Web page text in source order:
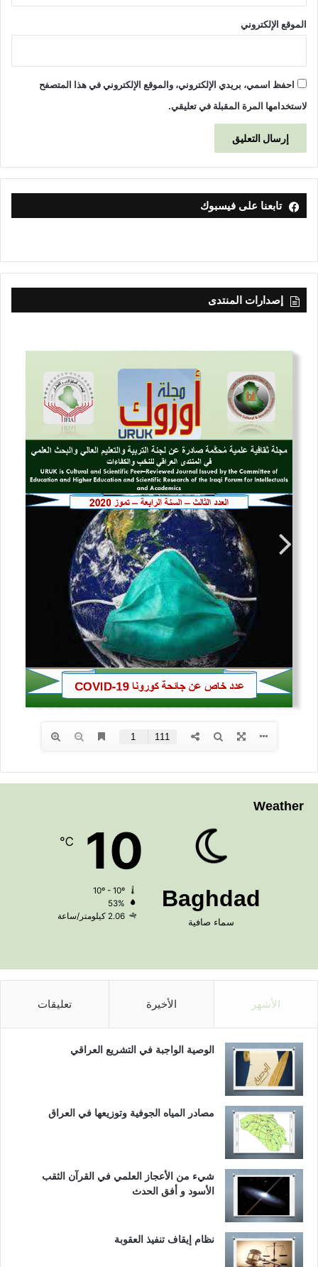
الموقع الإلكتروني
احفظ اسمي، بريدي الإلكتروني، والموقع الإلكتروني في هذا المتصفح
لاستخدامها المرة المقبلة في تعليقي.
تابعنا على فيسبوك
إصدارات المنتدى
Weather
Baghdad
سماء صافية
10
℃
53%
2.06 كيلومتر/ساعة
الأشهر الأخيرة تعليقات
الوصية الواجبة في التشريع العراقي
مصادر المياه الجوفية وتوزيعها في العراق
شيء من الأعجاز العلمي في القرآن الثقب
الأسود و أفق الحدث
نظام إيقاف تنفيذ العقوبة